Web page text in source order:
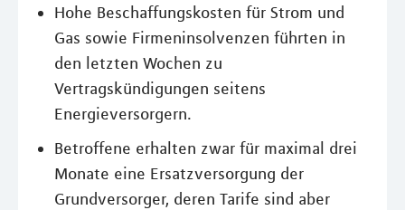
Hohe Beschaffungskosten für Strom und
Gas sowie Firmeninsolvenzen führten in
den letzten Wochen zu
Vertragskündigungen seitens
Energieversorgern.
Betroffene erhalten zwar für maximal drei
Monate eine Ersatzversorgung der
Grundversorger, deren Tarife sind aber